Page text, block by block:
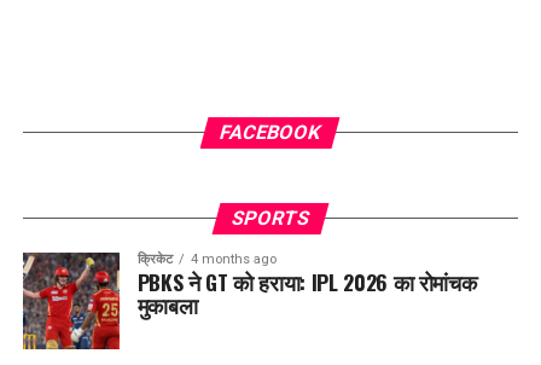
FACEBOOK
SPORTS
क्रिकेट 4 months ago
PBKS ने GT को हराया: IPL 2026 का रोमांचक
मुकाबला